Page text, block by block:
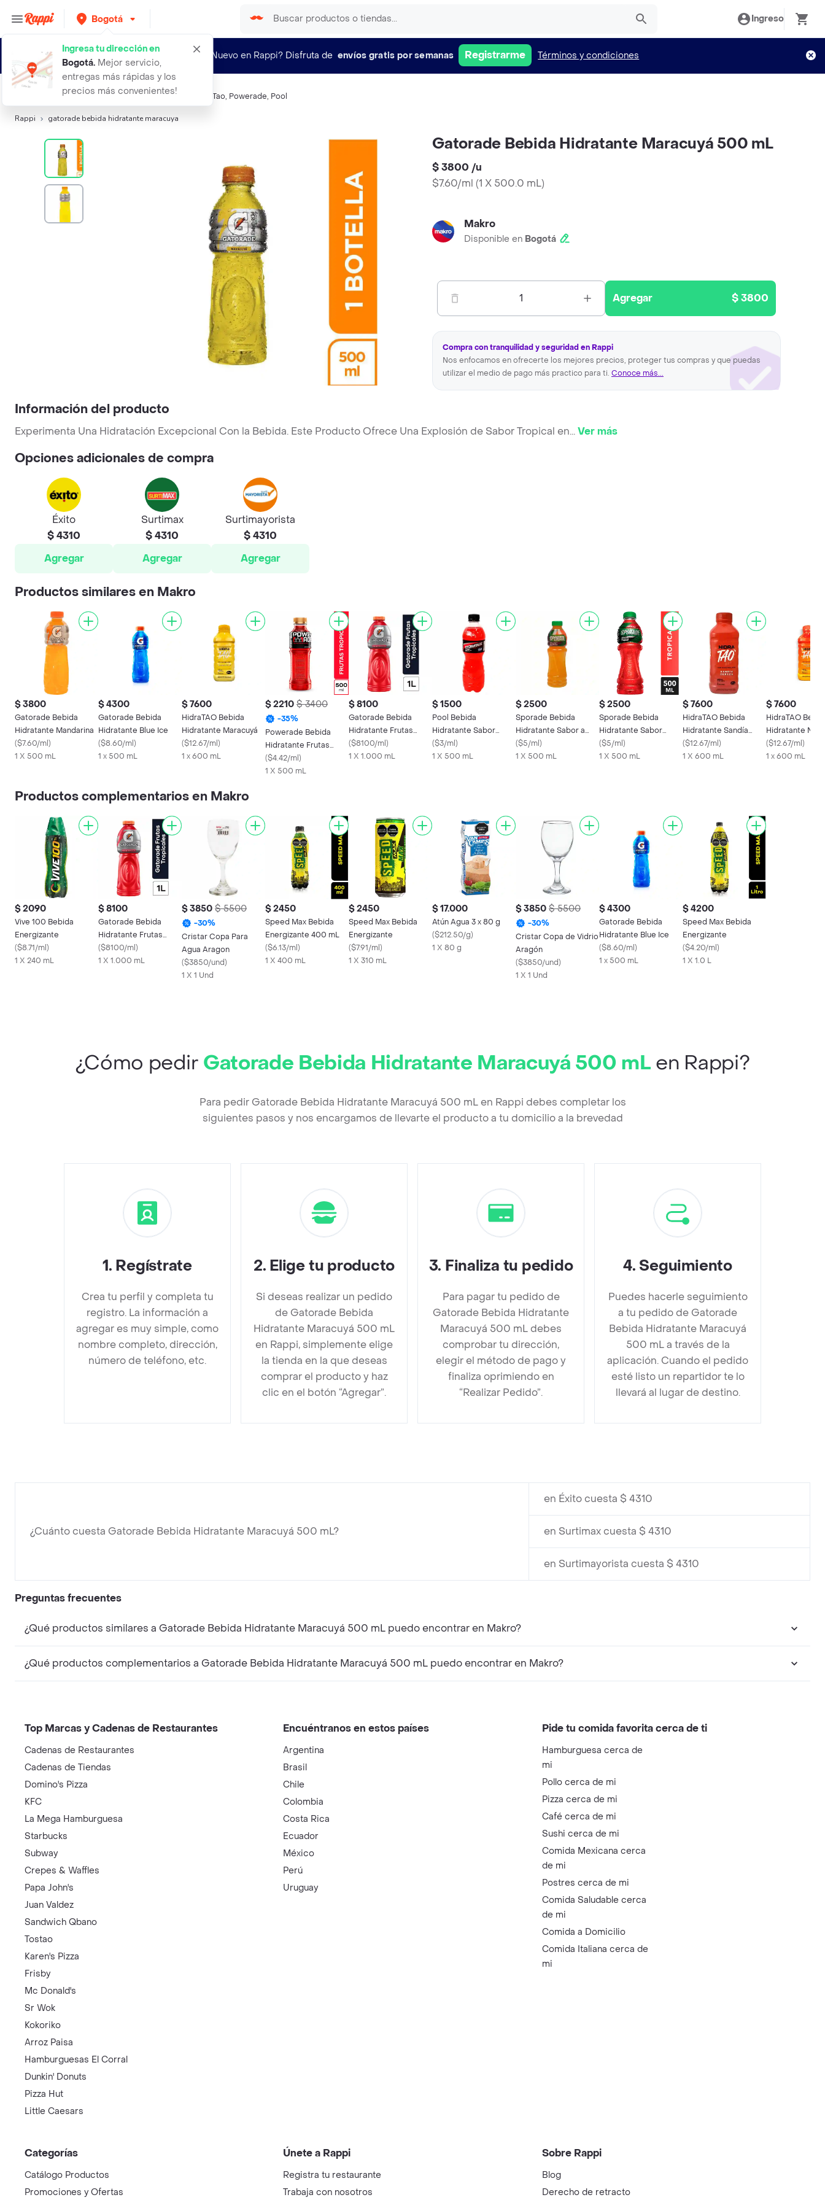
Bogotá
Ingresa tu dirección en
Bogotá. Mejor servicio,
entregas más rápidas y los
precios más convenientes!
Ingreso
¿Nuevo en Rappi? Disfruta de envíos gratis por semanas Registrarme Términos y condiciones
Búsquedas relacionadas:Isotónicos,Gatorade Hidra Tao, Powerade, Pool
Rappi gatorade bebida hidratante maracuya
Gatorade Bebida Hidratante Maracuyá 500 mL
$ 3800 /u
$7.60/ml (1 X 500.0 mL)
Makro
Disponible en Bogotá
1 Agregar $ 3800
Compra con tranquilidad y seguridad en Rappi
Nos enfocamos en ofrecerte los mejores precios, proteger tus compras y que puedas
utilizar el medio de pago más practico para ti. Conoce más...
Información del producto
Experimenta Una Hidratación Excepcional Con la Bebida. Este Producto Ofrece Una Explosión de Sabor Tropical en...Ver más
Opciones adicionales de compra
Éxito
$ 4310
Agregar
Surtimax
$ 4310
Agregar
Surtimayorista
$ 4310
Agregar
Productos similares en Makro
$ 3800
Gatorade Bebida
Hidratante Mandarina
($7.60/ml)
1 X 500 mL
$ 4300
Gatorade Bebida
Hidratante Blue Ice
($8.60/ml)
1 x 500 mL
$ 7600
HidraTAO Bebida
Hidratante Maracuyá
($12.67/ml)
1 x 600 mL
$ 2210 $ 3400
-35%
Powerade Bebida
Hidratante Frutas
Tropicales 500 mL
($4.42/ml)
1 X 500 mL
$ 8100
Gatorade Bebida
Hidratante Frutas
Tropicales
($8100/ml)
1 X 1.000 mL
$ 1500
Pool Bebida
Hidratante Sabor
Tropical
($3/ml)
1 X 500 mL
$ 2500
Sporade Bebida
Hidratante Sabor a
Mandarina
($5/ml)
1 X 500 mL
$ 2500
Sporade Bebida
Hidratante Sabor
Tropical
($5/ml)
1 X 500 mL
$ 7600
HidraTAO Bebida
Hidratante Sandía
Cereza
($12.67/ml)
1 X 600 mL
$ 7600
HidraTAO
Hidratante
Piña
($12.67/ml)
1 x 600 mL
Productos complementarios en Makro
$ 2090
Vive 100 Bebida
Energizante
($8.71/ml)
1 X 240 mL
$ 8100
Gatorade Bebida
Hidratante Frutas
Tropicales
($8100/ml)
1 X 1.000 mL
$ 3850 $ 5500
-30%
Cristar Copa Para
Agua Aragon
($3850/und)
1 X 1 Und
$ 2450
Speed Max Bebida
Energizante 400 mL
($6.13/ml)
1 X 400 mL
$ 2450
Speed Max Bebida
Energizante
($7.91/ml)
1 X 310 mL
$ 17.000
Atún Agua 3 x 80 g
($212.50/g)
1 X 80 g
$ 3850 $ 5500
-30%
Cristar Copa de Vidrio
Aragón
($3850/und)
1 X 1 Und
$ 4300
Gatorade Bebida
Hidratante Blue Ice
($8.60/ml)
1 x 500 mL
$ 4200
Speed Max Bebida
Energizante
($4.20/ml)
1 X 1.0 L
¿Cómo pedir Gatorade Bebida Hidratante Maracuyá 500 mL en Rappi?
Para pedir Gatorade Bebida Hidratante Maracuyá 500 mL en Rappi debes completar los
siguientes pasos y nos encargamos de llevarte el producto a tu domicilio a la brevedad
1. Regístrate
Crea tu perfil y completa tu
registro. La información a
agregar es muy simple, como
nombre completo, dirección,
número de teléfono, etc.
2. Elige tu producto
Si deseas realizar un pedido
de Gatorade Bebida
Hidratante Maracuyá 500 mL
en Rappi, simplemente elige
la tienda en la que deseas
comprar el producto y haz
clic en el botón “Agregar”.
3. Finaliza tu pedido
Para pagar tu pedido de
Gatorade Bebida Hidratante
Maracuyá 500 mL debes
comprobar tu dirección,
elegir el método de pago y
finaliza oprimiendo en
“Realizar Pedido”.
4. Seguimiento
Puedes hacerle seguimiento
a tu pedido de Gatorade
Bebida Hidratante Maracuyá
500 mL a través de la
aplicación. Cuando el pedido
esté listo un repartidor te lo
llevará al lugar de destino.
¿Cuánto cuesta Gatorade Bebida Hidratante Maracuyá 500 mL?
en Éxito cuesta $ 4310
en Surtimax cuesta $ 4310
en Surtimayorista cuesta $ 4310
Preguntas frecuentes
¿Qué productos similares a Gatorade Bebida Hidratante Maracuyá 500 mL puedo encontrar en Makro?
¿Qué productos complementarios a Gatorade Bebida Hidratante Maracuyá 500 mL puedo encontrar en Makro?
Top Marcas y Cadenas de Restaurantes
Cadenas de Restaurantes
Cadenas de Tiendas
Domino's Pizza
KFC
La Mega Hamburguesa
Starbucks
Subway
Crepes & Waffles
Papa John's
Juan Valdez
Sandwich Qbano
Tostao
Karen's Pizza
Frisby
Mc Donald's
Sr Wok
Kokoriko
Arroz Paisa
Hamburguesas El Corral
Dunkin' Donuts
Pizza Hut
Little Caesars
Encuéntranos en estos países
Argentina
Brasil
Chile
Colombia
Costa Rica
Ecuador
México
Perú
Uruguay
Pide tu comida favorita cerca de ti
Hamburguesa cerca de
mi
Pollo cerca de mi
Pizza cerca de mi
Café cerca de mi
Sushi cerca de mi
Comida Mexicana cerca
de mi
Postres cerca de mi
Comida Saludable cerca
de mi
Comida a Domicilio
Comida Italiana cerca de
mi
Categorías
Catálogo Productos
Promociones y Ofertas
Únete a Rappi
Registra tu restaurante
Trabaja con nosotros
Sobre Rappi
Blog
Derecho de retracto